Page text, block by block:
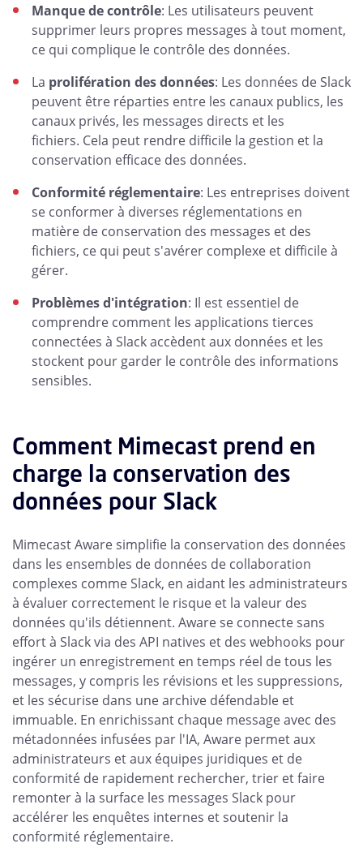
Manque de contrôle: Les utilisateurs peuvent
supprimer leurs propres messages à tout moment,
ce qui complique le contrôle des données.
La prolifération des données: Les données de Slack
peuvent être réparties entre les canaux publics, les
canaux privés, les messages directs et les
fichiers. Cela peut rendre difficile la gestion et la
conservation efficace des données.
Conformité réglementaire: Les entreprises doivent
se conformer à diverses réglementations en
matière de conservation des messages et des
fichiers, ce qui peut s'avérer complexe et difficile à
gérer.
Problèmes d'intégration: Il est essentiel de
comprendre comment les applications tierces
connectées à Slack accèdent aux données et les
stockent pour garder le contrôle des informations
sensibles.
Comment Mimecast prend en
charge la conservation des
données pour Slack
Mimecast Aware simplifie la conservation des données
dans les ensembles de données de collaboration
complexes comme Slack, en aidant les administrateurs
à évaluer correctement le risque et la valeur des
données qu'ils détiennent. Aware se connecte sans
effort à Slack via des API natives et des webhooks pour
ingérer un enregistrement en temps réel de tous les
messages, y compris les révisions et les suppressions,
et les sécurise dans une archive défendable et
immuable. En enrichissant chaque message avec des
métadonnées infusées par l'IA, Aware permet aux
administrateurs et aux équipes juridiques et de
conformité de rapidement rechercher, trier et faire
remonter à la surface les messages Slack pour
accélérer les enquêtes internes et soutenir la
conformité réglementaire.